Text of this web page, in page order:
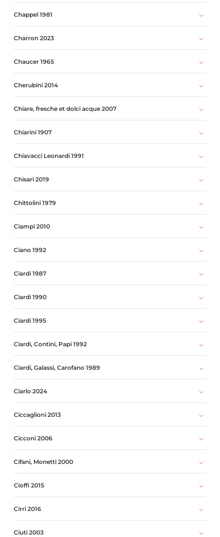
Chappel 1981
Charron 2023
Chaucer 1965
Cherubini 2014
Chiare, fresche et dolci acque 2007
Chiarini 1907
Chiavacci Leonardi 1991
Chisari 2019
Chittolini 1979
Ciampi 2010
Ciano 1992
Ciardi 1987
Ciardi 1990
Ciardi 1995
Ciardi, Contini, Papi 1992
Ciardi, Galassi, Carofano 1989
Ciarlo 2024
Ciccaglioni 2013
Cicconi 2006
Cifani, Monetti 2000
Cioffi 2015
Cirri 2016
Ciuti 2003